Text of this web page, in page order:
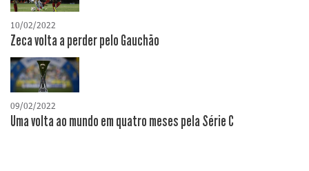
10/02/2022
Zeca volta a perder pelo Gauchão
09/02/2022
Uma volta ao mundo em quatro meses pela Série C